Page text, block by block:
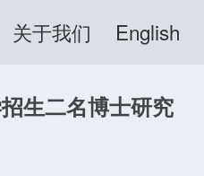
关于我们 English
生二名博士研究